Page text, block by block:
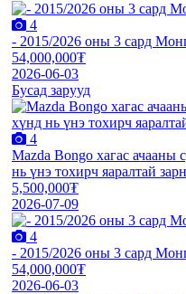
4
- 2015/2026 оны 3 сард
54,000,000₮
2026-06-03
Бусад зарууд
4
Mazda Bongo хагас ачааны
нь үнэ тохирч яаралтай
5,500,000₮
2026-07-09
4
- 2015/2026 оны 3 сард
54,000,000₮
2026-06-03